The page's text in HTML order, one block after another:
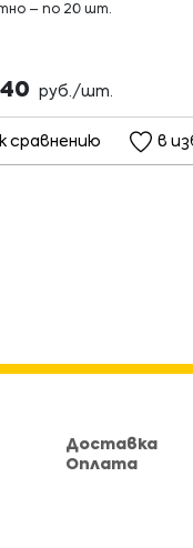
– по 20 шт.
руб./шт.
к сравнению в
Доставка
Оплата